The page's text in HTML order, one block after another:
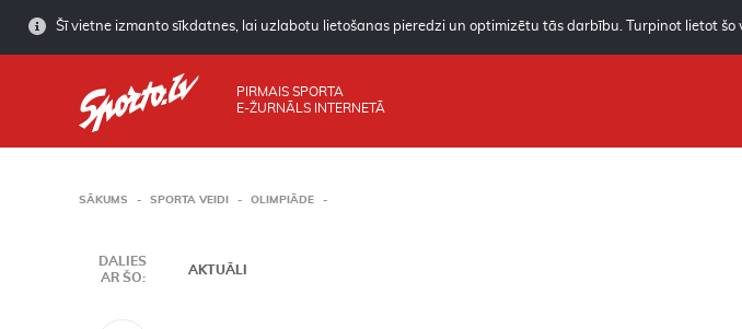
Šī vietne izmanto sīkdatnes, lai uzlabotu lietošanas pieredzi un optimizētu tās darbību. Turpinot lietot
PIRMAIS SPORTA
E-ŽURNĀLS INTERNETĀ
SĀKUMS SPORTA VEIDI OLIMPIĀDE
DALIES
AR ŠO:
AKTUĀLI